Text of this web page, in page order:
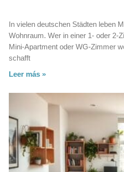
In vielen deutschen Städten leben
Wohnraum. Wer in einer 1‑ oder
Mini‑Apartment oder WG‑Zimmer
schafft
Leer más »